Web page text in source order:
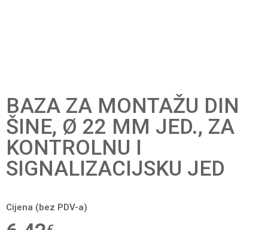
BAZA ZA MONTAŽU DIN
ŠINE, Ø 22 MM JED., ZA
KONTROLNU I
SIGNALIZACIJSKU JED
Cijena (bez PDV-a)